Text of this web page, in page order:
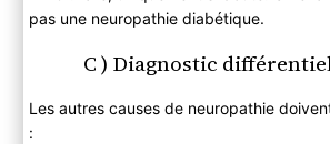
pas une neuropathie diabétique.
C ) Diagnostic
Les autres causes de neuropathie
: